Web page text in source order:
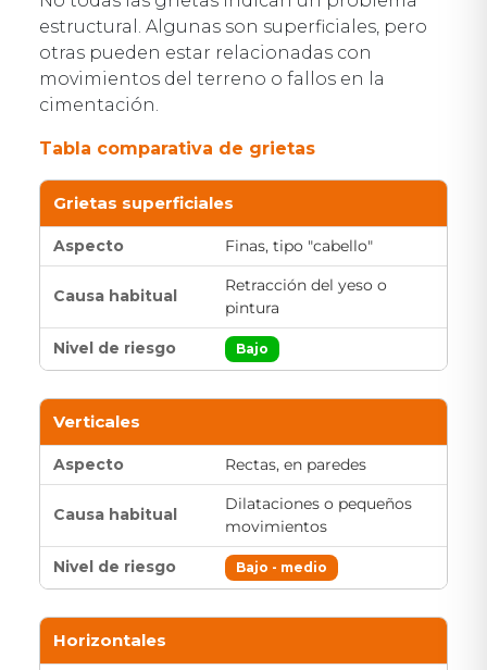
estructural. Algunas son superficiales, pero
otras pueden estar relacionadas con
movimientos del terreno o fallos en la
cimentación.
Tabla comparativa de grietas
Grietas superficiales
Finas, tipo "cabello"
Retracción del yeso o
pintura
Bajo
Verticales
Rectas, en paredes
Dilataciones o pequeños
movimientos
Bajo - medio
Horizontales